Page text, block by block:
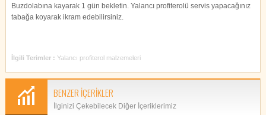
Buzdolabına kayarak 1 gün bekletin. Yalancı profiterolü servis yapacağınız
tabağa koyarak ikram edebilirsiniz.
İlgili Terimler :Yalancı profiterol malzemeleri
BENZER İÇERİKLER
İlginizi Çekebilecek Diğer İçeriklerimiz